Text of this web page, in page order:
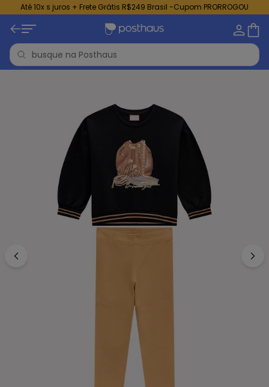
Até 10x s juros + Frete Grátis R$249 Brasil -Cupom PRORROGOU